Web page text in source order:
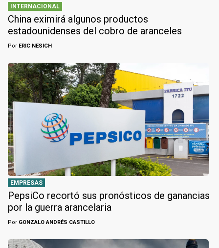
INTERNACIONAL
China eximirá algunos productos
estadounidenses del cobro de aranceles
Por ERIC NESICH
EMPRESAS
PepsiCo recortó sus pronósticos de ganancias
por la guerra arancelaria
Por GONZALO ANDRÉS CASTILLO